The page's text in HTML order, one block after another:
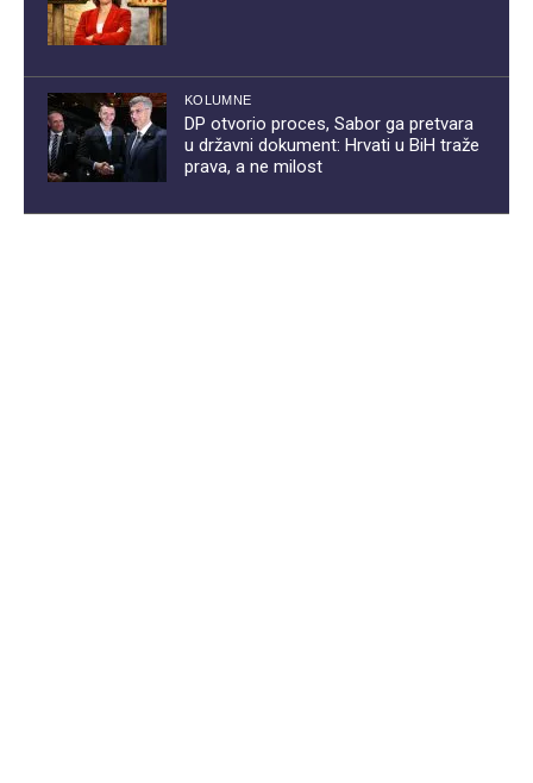
KOLUMNE
DP otvorio proces, Sabor ga pretvara
u državni dokument: Hrvati u BiH traže
prava, a ne milost